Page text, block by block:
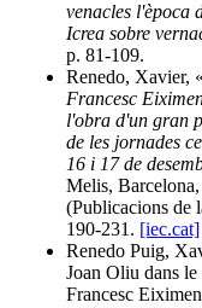
venacles l'època
Icrea sobre
p. 81-109.
Renedo, Xavier, «
Francesc
l'obra d'un gran
de les jornades
16 i 17 de
Melis,
(Publicacions de
190-231. [iec.cat]
Renedo Puig,
Joan Oliu dans le
Francesc